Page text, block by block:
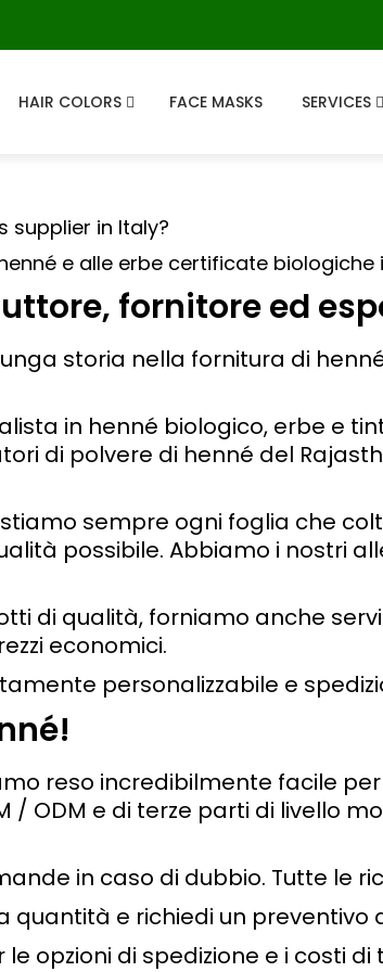
HAIR COLORS FACE MASKS SERVICES
supplier in Italy?
e alle erbe certificate biologiche
fornitore ed
storia nella fornitura di
in henné biologico, erbe e
di polvere di henné del
sempre ogni foglia che
possibile. Abbiamo i nostri
di qualità, forniamo anche
economici.
personalizzabile e
reso incredibilmente facile
/ ODM e di terze parti di livello
in caso di dubbio. Tutte le
quantità e richiedi un preventivo
opzioni di spedizione e i costi di